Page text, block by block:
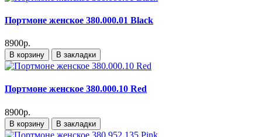
Портмоне женское 380.000.01 Black
8900р.
В корзину В закладки
Портмоне женское 380.000.10 Red
8900р.
В корзину В закладки